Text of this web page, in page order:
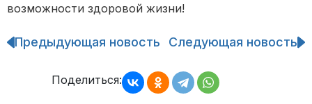
возможности здоровой жизни!
Навигация
записям
Предыдующая новость Следующая новость
Поделиться: